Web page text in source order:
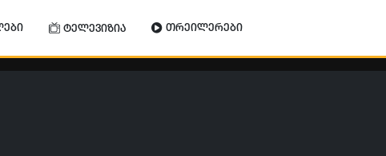
ტელევიზია თრეილერები